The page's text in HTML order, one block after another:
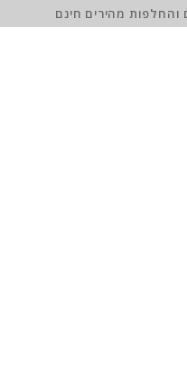
והחלפות מהירים חינם